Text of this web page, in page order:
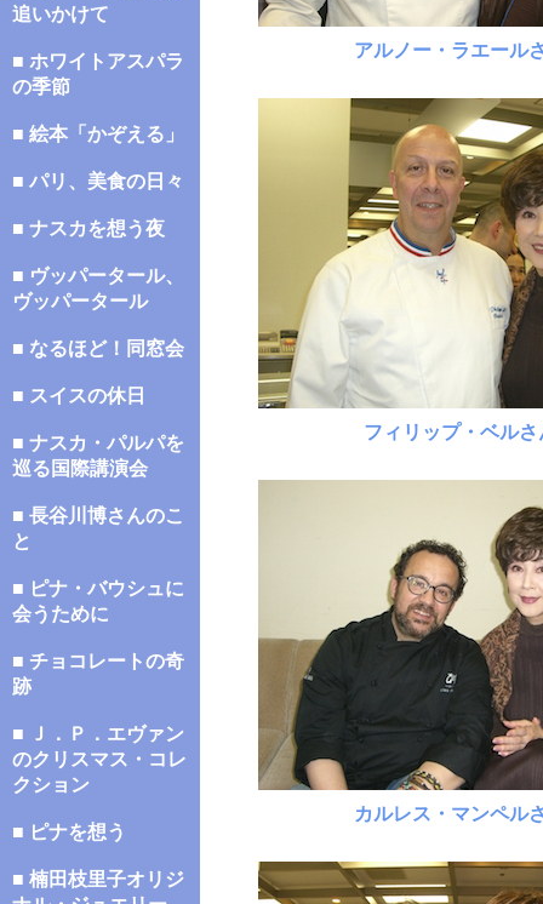
追いかけて
■ ホワイトアスパラ
の季節
■ 絵本「かぞえる」
■ パリ、美食の日々
■ ナスカを想う夜
■ ヴッパータール、
ヴッパータール
■ なるほど！同窓会
■ スイスの休日
■ ナスカ・パルパを
巡る国際講演会
■ 長谷川博さんのこ
と
■ ピナ・バウシュに
会うために
■ チョコレートの奇
跡
■ Ｊ．Ｐ．エヴァン
のクリスマス・コレ
クション
■ ピナを想う
■ 楠田枝里子オリジ
アルノー・ラエール
フィリップ・ベルさ
カルレス・マンペル